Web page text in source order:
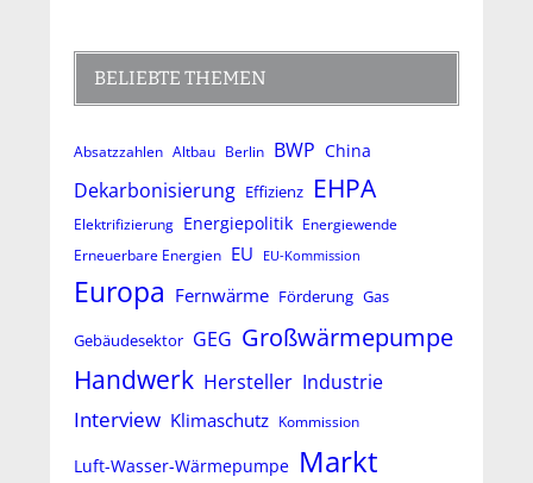
BELIEBTE THEMEN
Absatzzahlen Altbau Berlin BWP China
Dekarbonisierung Effizienz EHPA
Elektrifizierung Energiepolitik Energiewende
Erneuerbare Energien EU EU-Kommission
Europa Fernwärme Förderung Gas
Gebäudesektor GEG Großwärmepumpe
Handwerk Hersteller Industrie
Interview Klimaschutz Kommission
Luft-Wasser-Wärmepumpe Markt